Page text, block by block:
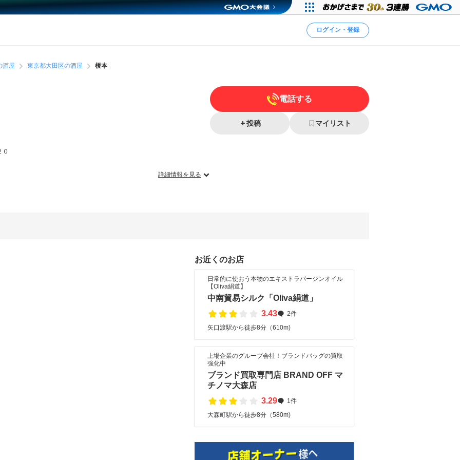
ログイン・登録
酒屋 東京都大田区の酒屋 榎本
０
詳細情報を見る
電話する
投稿 マイリスト
お近くのお店
日常的に使おう本物のエキストラバージンオイル
【Oliva絹道】
中南貿易シルク「Oliva絹道」
3.43
2件
矢口渡駅から徒歩8分（610m)
上場企業のグループ会社！ブランドバッグの買取
強化中
ブランド買取専門店 BRAND OFF マ
チノマ大森店
3.29
1件
大森町駅から徒歩8分（580m)